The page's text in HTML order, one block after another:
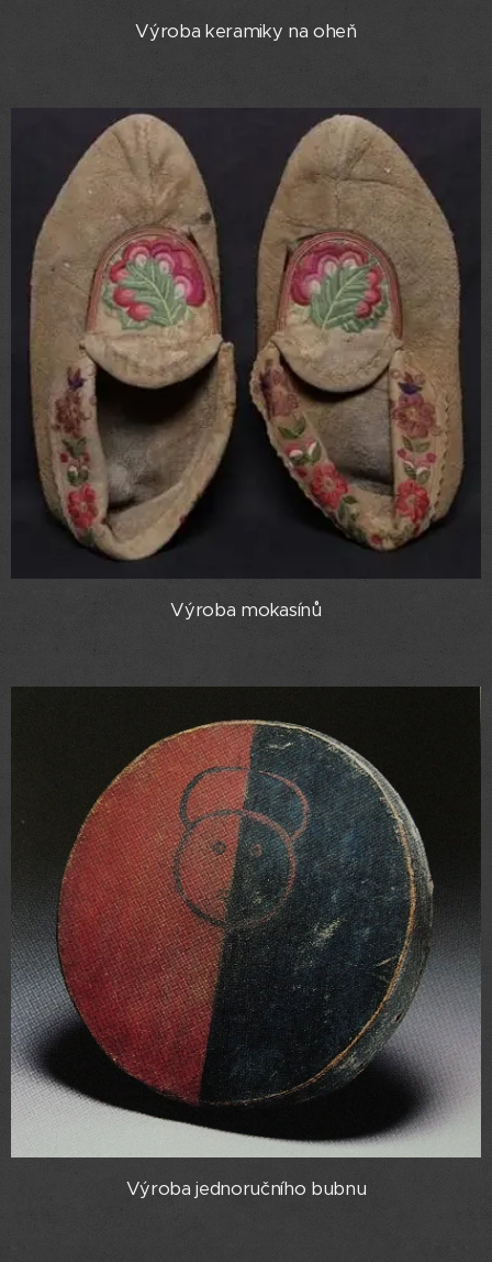
Výroba keramiky na oheň
Výroba mokasínů
Výroba jednoručního bubnu